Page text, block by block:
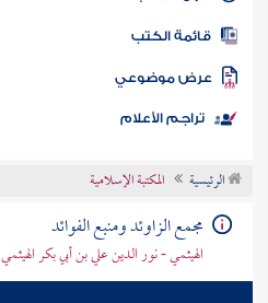
المكتبة
الكتب
موضوعي
تراجم الأعلام
الرئيسية المكتبة الإسلامية
مجمع الزاوئد ومنبع الفوائد
الهيثمي - نور الدين علي بن أبي بكر الهيثمي